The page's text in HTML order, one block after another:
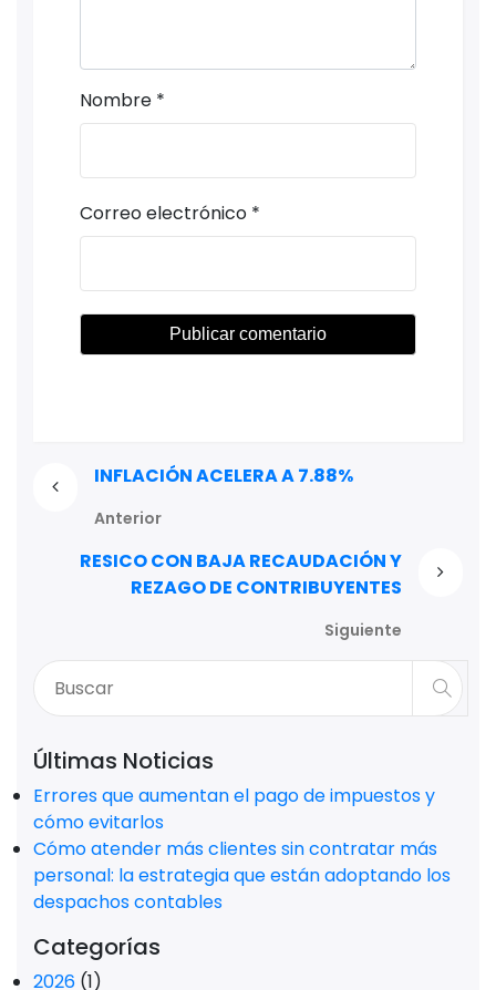
Nombre *
Correo electrónico *
INFLACIÓN ACELERA A 7.88%
Anterior
RESICO CON BAJA RECAUDACIÓN Y
REZAGO DE CONTRIBUYENTES
Siguiente
Últimas Noticias
Errores que aumentan el pago de impuestos y
cómo evitarlos
Cómo atender más clientes sin contratar más
personal: la estrategia que están adoptando los
despachos contables
Categorías
2026 (1)